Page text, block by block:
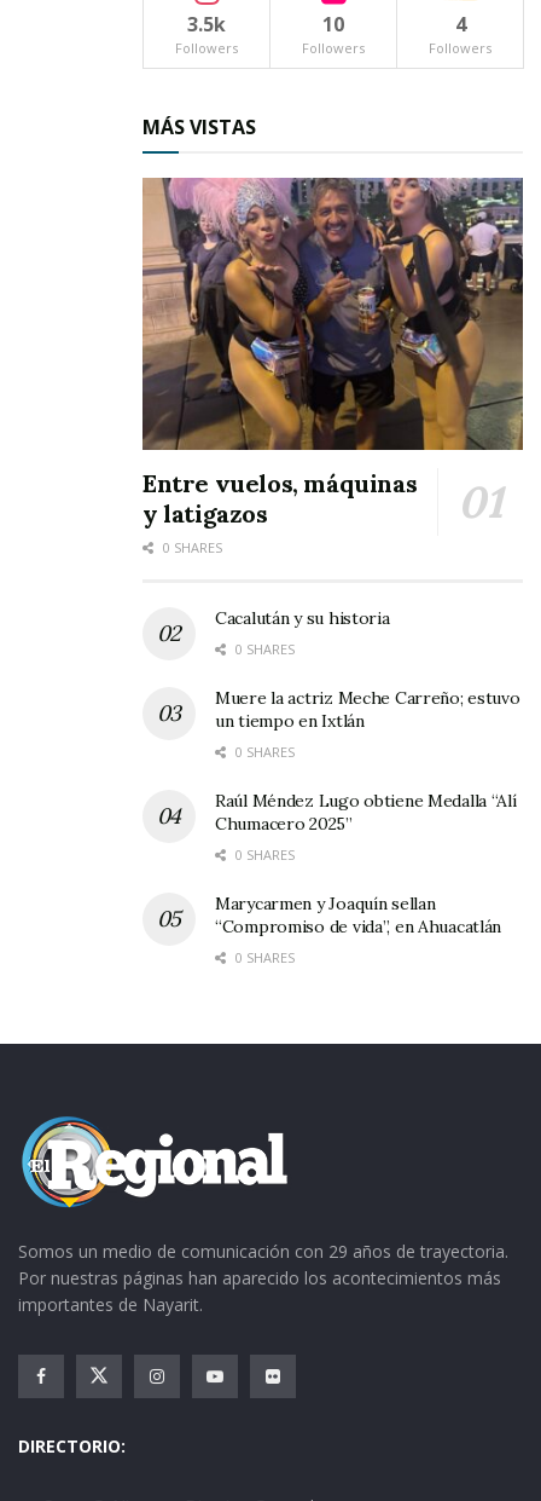
3.5k
Followers
10
Followers
4
Followers
MÁS VISTAS
Entre vuelos, máquinas
y latigazos
0 SHARES
Cacalután y su historia
0 SHARES
Muere la actriz Meche Carreño; estuvo
un tiempo en Ixtlán
0 SHARES
Raúl Méndez Lugo obtiene Medalla “Alí
Chumacero 2025”
0 SHARES
Marycarmen y Joaquín sellan
“Compromiso de vida”, en Ahuacatlán
0 SHARES
Somos un medio de comunicación con 29 años de trayectoria.
Por nuestras páginas han aparecido los acontecimientos más
importantes de Nayarit.
DIRECTORIO: